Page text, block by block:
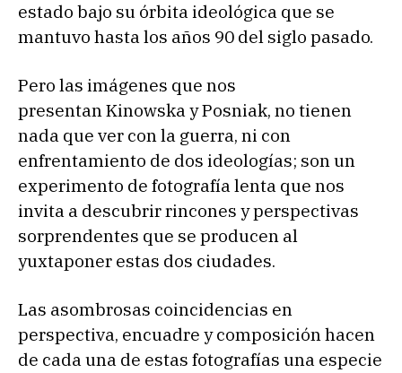
estado bajo su órbita ideológica que se
mantuvo hasta los años 90 del siglo pasado.
Pero las imágenes que nos
presentan Kinowska y Posniak, no tienen
nada que ver con la guerra, ni con
enfrentamiento de dos ideologías; son un
experimento de fotografía lenta que nos
invita a descubrir rincones y perspectivas
sorprendentes que se producen al
yuxtaponer estas dos ciudades.
Las asombrosas coincidencias en
perspectiva, encuadre y composición hacen
de cada una de estas fotografías una especie